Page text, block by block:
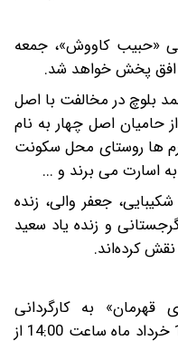
«حبیب کاووش»، جمعه
بلوچ در مخالفت با اصل
حامیان اصل چهار به نام
ها روستای محل سکونت
اسارت می برند و ...
جعفر والی، زنده
و زنده یاد سعید
نقش کرده‌اند.
قهرمان» به کارگردانی
«سیدعلی موسوی نژاد»، پنج‌شنبه 14 خرداد ماه ساعت 14:00 از